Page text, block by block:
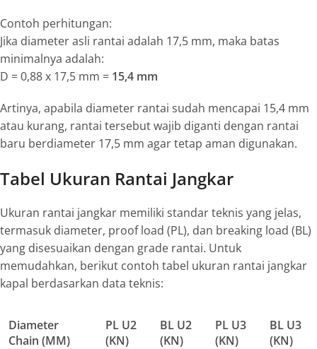
Contoh perhitungan:
Jika diameter asli rantai adalah 17,5 mm, maka batas
minimalnya adalah:
D = 0,88 x 17,5 mm = 15,4 mm
Artinya, apabila diameter rantai sudah mencapai 15,4 mm
atau kurang, rantai tersebut wajib diganti dengan rantai
baru berdiameter 17,5 mm agar tetap aman digunakan.
Tabel Ukuran Rantai Jangkar
Ukuran rantai jangkar memiliki standar teknis yang jelas,
termasuk diameter, proof load (PL), dan breaking load (BL)
yang disesuaikan dengan grade rantai. Untuk
memudahkan, berikut contoh tabel ukuran rantai jangkar
kapal berdasarkan data teknis:
Diameter
Chain (MM)
PL U2
(KN)
BL U2
(KN)
PL U3
(KN)
BL U3
(KN)